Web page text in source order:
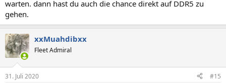
warten. dann hast du auch die chance direkt auf DDR5 zu
gehen.
xxMuahdibxx
Fleet Admiral
31. Juli 2020 #15